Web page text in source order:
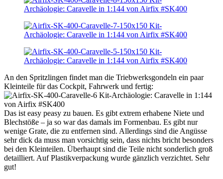
An den Spritzlingen findet man die Triebwerksgondeln ein paar
Kleinteile für das Cockpit, Fahrwerk und fertig:
Das ist easy peasy zu bauen. Es gibt extrem erhabene Niete und
Blechstöße – ja so war das damals im Formenbau. Es gibt nur
wenige Grate, die zu entfernen sind. Allerdings sind die Angüsse
sehr dick da muss man vorsichtig sein, dass nichts bricht besonders
bei den Kleinteilen. Überhaupt sind die Teile nicht sonderlich groß
detailliert. Auf Plastikverpackung wurde gänzlich verzichtet. Sehr
gut!